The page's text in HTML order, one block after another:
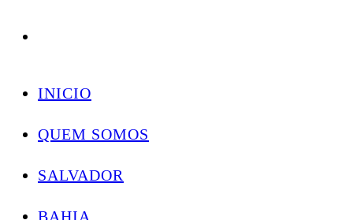
Skip
INICIO
QUEM SOMOS
SALVADOR
BAHIA